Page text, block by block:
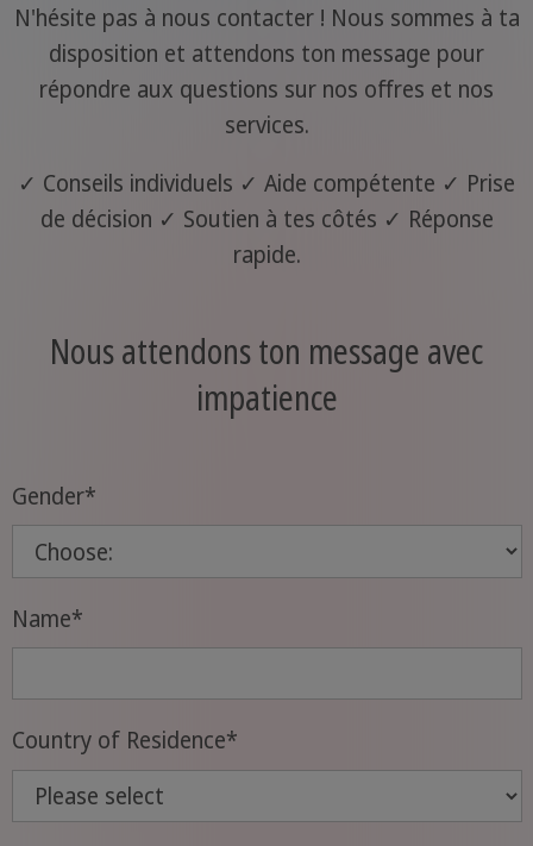
N'hésite pas à nous contacter ! Nous sommes à ta
disposition et attendons ton message pour
répondre aux questions sur nos offres et nos
services.
✓ Conseils individuels ✓ Aide compétente ✓ Prise
de décision ✓ Soutien à tes côtés ✓ Réponse
rapide.
Nous attendons ton message avec
impatience
Gender*
Name*
Country of Residence*